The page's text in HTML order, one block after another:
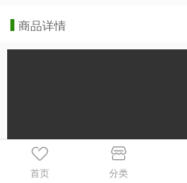
商品详情
首页 分类